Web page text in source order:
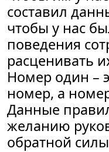
составил
чтобы у нас
поведения
расценивать
Номер один –
номер, а
Данные
желанию
обратной